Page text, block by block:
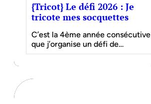
{Tricot} Le défi 2026 : Je
tricote mes socquettes
C’est la 4ème année consécutive
que j’organise un défi de…